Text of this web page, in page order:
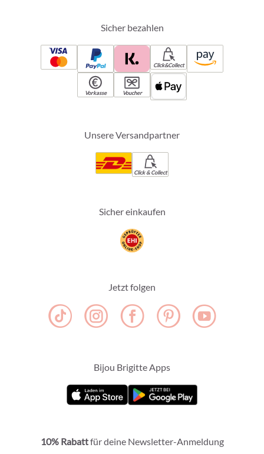
Sicher bezahlen
Click&Collect
Vorkasse Voucher
Unsere Versandpartner
Click & Collect
Sicher einkaufen
Jetzt folgen
Bijou Brigitte Apps
10% Rabattfür deine Newsletter-Anmeldung